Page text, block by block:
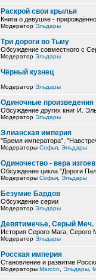
Раскрой свои крылья
Книга о девушке -
Модератор Эльдары
Три дороги во Тьму
Обсуждение совместного с
Модератор Эльдары
Чёрный кузнец
Модератор Эльдары
Одиночные произведения
Обсуждение других книг И.
Модератор Эльдары
Элианская империя
"Бремя императора",
Модераторы Софья Эльдары
Одиночество - вера изгоев
Обсуждение цикла "Дороги
Модераторы Софья Эльдары
Безумие Бардов
Обсуждение серии
Модератор Эльдары
Девятимечье, Серый Меч.
История Серого Мага, Серого
Модератор Эльдары
Росская империя
Становление и развитие
Модераторы Marcon Эльдары